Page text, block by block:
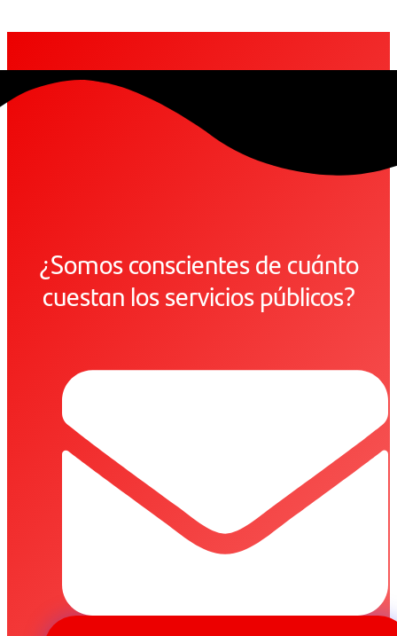
¿Somos conscientes de cuánto
cuestan los servicios públicos?